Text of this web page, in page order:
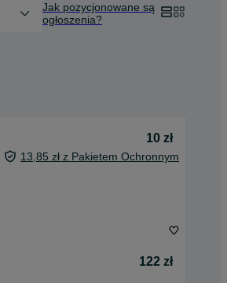
Jak pozycjonowane są
ogłoszenia?
10 zł
13,85 zł z Pakietem Ochronnym
122 zł